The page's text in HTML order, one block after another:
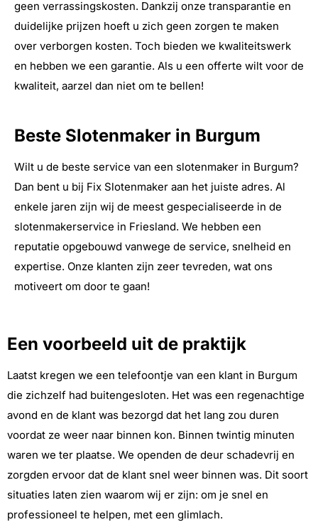
geen verrassingskosten. Dankzij onze transparantie en
duidelijke prijzen hoeft u zich geen zorgen te maken
over verborgen kosten. Toch bieden we kwaliteitswerk
en hebben we een garantie. Als u een offerte wilt voor de
kwaliteit, aarzel dan niet om te bellen!
Beste Slotenmaker in Burgum
Wilt u de beste service van een slotenmaker in Burgum?
Dan bent u bij Fix Slotenmaker aan het juiste adres. Al
enkele jaren zijn wij de meest gespecialiseerde in de
slotenmakerservice in Friesland. We hebben een
reputatie opgebouwd vanwege de service, snelheid en
expertise. Onze klanten zijn zeer tevreden, wat ons
motiveert om door te gaan!
Een voorbeeld uit de praktijk
Laatst kregen we een telefoontje van een klant in Burgum
die zichzelf had buitengesloten. Het was een regenachtige
avond en de klant was bezorgd dat het lang zou duren
voordat ze weer naar binnen kon. Binnen twintig minuten
waren we ter plaatse. We openden de deur schadevrij en
zorgden ervoor dat de klant snel weer binnen was. Dit soort
situaties laten zien waarom wij er zijn: om je snel en
professioneel te helpen, met een glimlach.